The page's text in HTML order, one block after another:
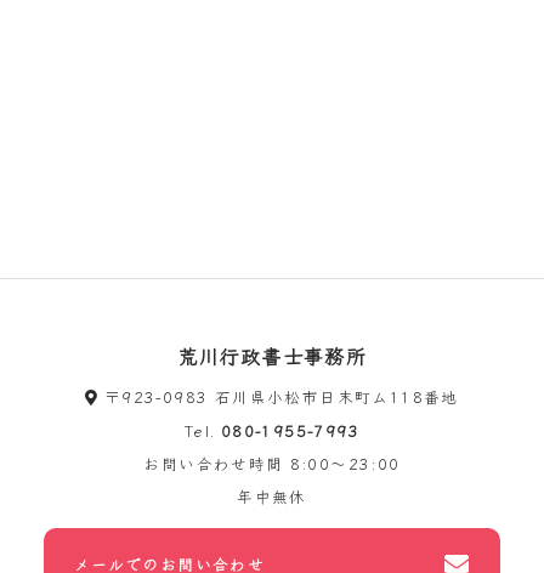
荒川行政書士事務所
〒923-0983 石川県小松市日末町ム118番地
Tel. 080-1955-7993
お問い合わせ時間 8:00～23:00
年中無休
メールでのお問い合わせ